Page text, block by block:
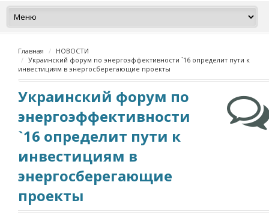
Главная
НОВОСТИ
Украинский форум по энергоэффективности `16 определит пути к
инвестициям в энергосберегающие проекты
Украинский форум по
энергоэффективности
`16 определит пути к
инвестициям в
энергосберегающие
проекты